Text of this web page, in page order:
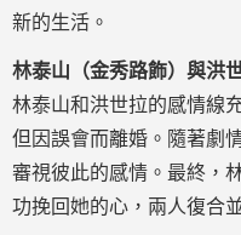
新的生活。
林泰山（金秀路飾）與洪
林泰山和洪世拉的感情線
但因誤會而離婚。隨著劇
審視彼此的感情。最終，
功挽回她的心，兩人復合